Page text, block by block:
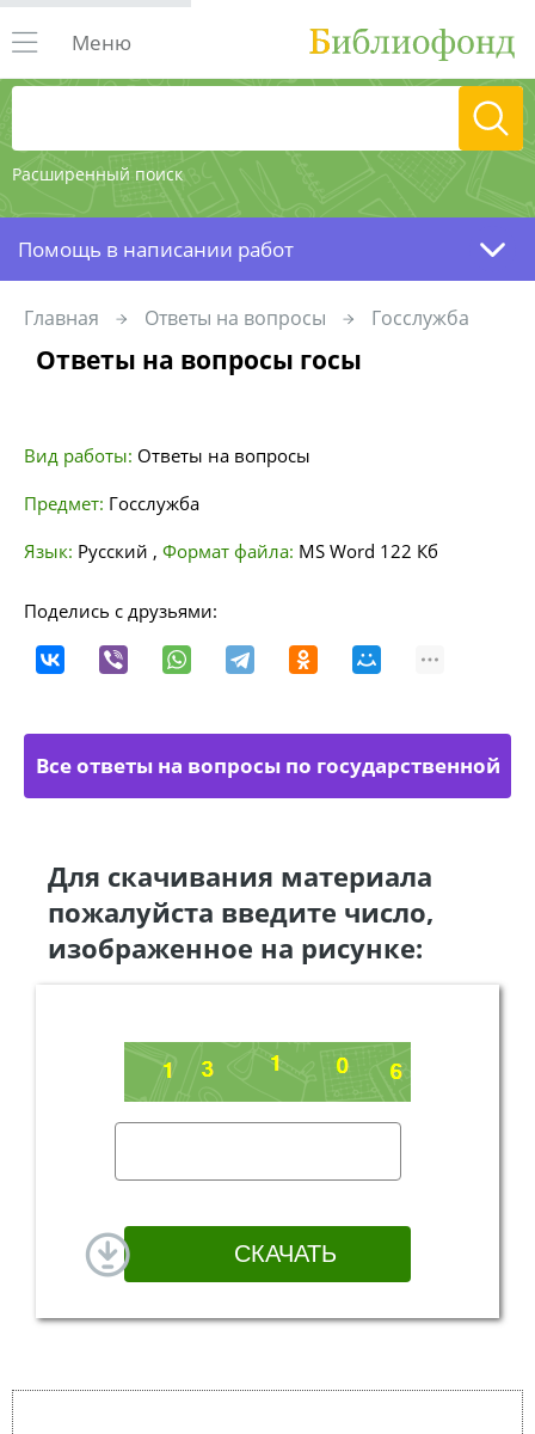
Расширенный поиск
Меню
Помощь в написании работ
Главная Ответы на вопросы Госслужба
Ответы на вопросы госы
Вид работы: Ответы на вопросы
Предмет: Госслужба
Язык: Русский , Формат файла: MS Word 122 Кб
Поделись с друзьями:
Все ответы на вопросы по государственной
Для скачивания материала
пожалуйста введите число,
изображенное на рисунке: